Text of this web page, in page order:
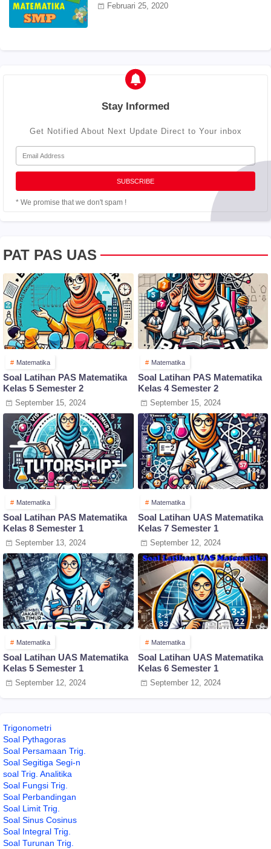
Februari 25, 2020
Stay Informed
Get Notified About Next Update Direct to Your inbox
* We promise that we don't spam !
PAT PAS UAS
Matematika
Soal Latihan PAS Matematika
Kelas 5 Semester 2
September 15, 2024
Matematika
Soal Latihan PAS Matematika
Kelas 4 Semester 2
September 15, 2024
Matematika
Soal Latihan PAS Matematika
Kelas 8 Semester 1
September 13, 2024
Matematika
Soal Latihan UAS Matematika
Kelas 7 Semester 1
September 12, 2024
Matematika
Soal Latihan UAS Matematika
Kelas 5 Semester 1
September 12, 2024
Matematika
Soal Latihan UAS Matematika
Kelas 6 Semester 1
September 12, 2024
Trigonometri
Soal Pythagoras
Soal Persamaan Trig.
Soal Segitiga Segi-n
soal Trig. Analitika
Soal Fungsi Trig.
Soal Perbandingan
Soal Limit Trig.
Soal Sinus Cosinus
Soal Integral Trig.
Soal Turunan Trig.